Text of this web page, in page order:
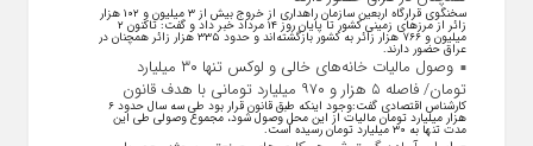
سخنگوی قرارگاه اربعین سازمان راهداری از خروج بیش از ۳ میلیون و ۱۰۲ هزار
زائر از مرز‌های زمینی کشور تا پایان روز ۱۴ مرداد خبر داد و گفت: تاکنون ۲
میلیون و ۷۶۶ هزار زائر به کشور بازگشته‌اند و حدود ۳۳۵ هزار زائر همچنان در
عراق حضور دارند.
وصول مالیات خانه‌های خالی و لوکس تنها ۳۰ میلیارد
تومان/ فاصله ۵ هزار و ۹۷۰ میلیارد تومانی با هدف قانون
کارشناس اقتصادی گفت:وجود اینکه طبق قانون قرار بود طی سه سال حدود ۶
هزار میلیارد تومان مالیات از این محل وصول شود، مجموع وصولی طی این
مدت تنها به ۳۰ میلیارد تومان رسیده است.